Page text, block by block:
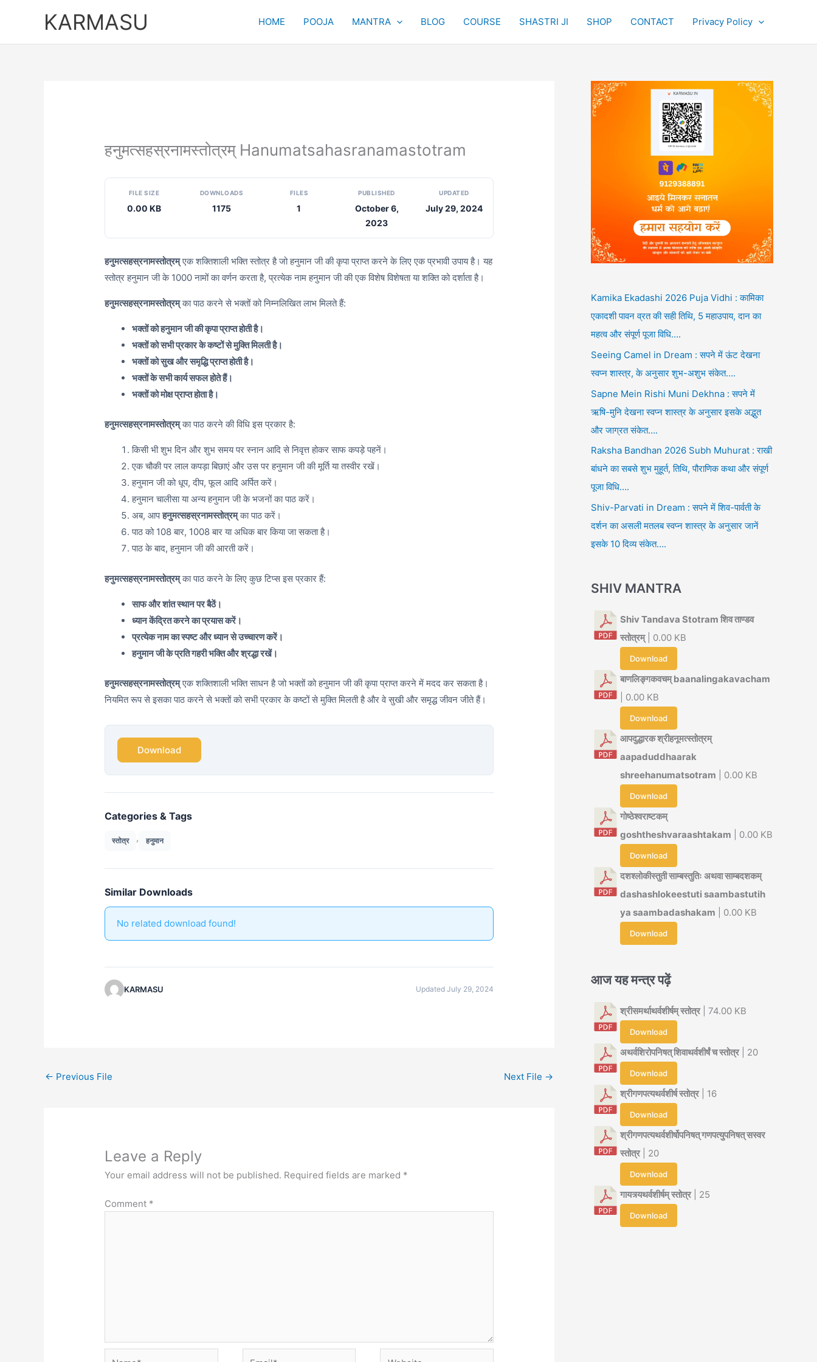
KARMASU HOME POOJA MANTRA BLOG COURSE SHASTRI JI SHOP CONTACT Privacy Policy
हनुमत्सहस्रनामस्तोत्रम् Hanumatsahasranamastotram
FILE SIZE
0.00 KB
DOWNLOADS
1175
FILES
1
PUBLISHED
October 6,
2023
UPDATED
July 29, 2024
हनुमत्सहस्रनामस्तोत्रम्एक शक्तिशाली भक्ति स्तोत्र है जो हनुमान जी की कृपा प्राप्त करने के लिए एक प्रभावी उपाय है। यह
स्तोत्र हनुमान जी के 1000 नामों का वर्णन करता है, प्रत्येक नाम हनुमान जी की एक विशेष विशेषता या शक्ति को दर्शाता है।
हनुमत्सहस्रनामस्तोत्रम्का पाठ करने से भक्तों को निम्नलिखित लाभ मिलते हैं:
भक्तों को हनुमान जी की कृपा प्राप्त होती है।
भक्तों को सभी प्रकार के कष्टों से मुक्ति मिलती है।
भक्तों को सुख और समृद्धि प्राप्त होती है।
भक्तों के सभी कार्य सफल होते हैं।
भक्तों को मोक्ष प्राप्त होता है।
हनुमत्सहस्रनामस्तोत्रम्का पाठ करने की विधि इस प्रकार है:
किसी भी शुभ दिन और शुभ समय पर स्नान आदि से निवृत्त होकर साफ कपड़े पहनें।
एक चौकी पर लाल कपड़ा बिछाएं और उस पर हनुमान जी की मूर्ति या तस्वीर रखें।
हनुमान जी को धूप, दीप, फूल आदि अर्पित करें।
हनुमान चालीसा या अन्य हनुमान जी के भजनों का पाठ करें।
अब, आपहनुमत्सहस्रनामस्तोत्रम्का पाठ करें।
पाठ को 108 बार, 1008 बार या अधिक बार किया जा सकता है।
पाठ के बाद, हनुमान जी की आरती करें।
हनुमत्सहस्रनामस्तोत्रम्का पाठ करने के लिए कुछ टिप्स इस प्रकार हैं:
साफ और शांत स्थान पर बैठें।
ध्यान केंद्रित करने का प्रयास करें।
प्रत्येक नाम का स्पष्ट और ध्यान से उच्चारण करें।
हनुमान जी के प्रति गहरी भक्ति और श्रद्धा रखें।
हनुमत्सहस्रनामस्तोत्रम्एक शक्तिशाली भक्ति साधन है जो भक्तों को हनुमान जी की कृपा प्राप्त करने में मदद कर सकता है।
नियमित रूप से इसका पाठ करने से भक्तों को सभी प्रकार के कष्टों से मुक्ति मिलती है और वे सुखी और समृद्ध जीवन जीते हैं।
Download
Categories & Tags
स्तोत्र , हनुमान
Similar Downloads
No related download found!
KARMASU Updated July 29, 2024
← Previous File Next File →
Leave a Reply
Your email address will not be published. Required fields are marked *
Comment *
Kamika Ekadashi 2026 Puja Vidhi : कामिका
एकादशी पावन व्रत की सही तिथि, 5 महाउपाय, दान का
महत्व और संपूर्ण पूजा विधि….
Seeing Camel in Dream : सपने में ऊंट देखना
स्वप्न शास्त्र, के अनुसार शुभ-अशुभ संकेत….
Sapne Mein Rishi Muni Dekhna : सपने में
ऋषि-मुनि देखना स्वप्न शास्त्र के अनुसार इसके अद्भुत
और जाग्रत संकेत….
Raksha Bandhan 2026 Subh Muhurat : राखी
बांधने का सबसे शुभ मुहूर्त, तिथि, पौराणिक कथा और संपूर्ण
पूजा विधि….
Shiv-Parvati in Dream : सपने में शिव-पार्वती के
दर्शन का असली मतलब स्वप्न शास्त्र के अनुसार जानें
इसके 10 दिव्य संकेत….
SHIV MANTRA
Shiv Tandava Stotram शिव ताण्डव
स्तोत्रम्| 0.00 KB
Download
बाणलिङ्गकवचम् baanalingakavacham
| 0.00 KB
Download
आपदुद्धारक श्रीहनूमत्स्तोत्रम्
aapaduddhaarak
shreehanumatsotram | 0.00 KB
Download
गोष्ठेश्वराष्टकम्
goshtheshvaraashtakam | 0.00 KB
Download
दशश्लोकीस्तुती साम्बस्तुतिः अथवा साम्बदशकम्
dashashlokeestuti saambastutih
ya saambadashakam | 0.00 KB
Download
आज यह मन्त्र पढ़ें
श्रीसमर्थाथर्वशीर्षम् स्तोत्र| 74.00 KB
Download
अथर्वशिरोपनिषत् शिवाथर्वशीर्षं च स्तोत्र| 20
Download
श्रीगणपत्यथर्वशीर्ष स्तोत्र| 16
Download
श्रीगणपत्यथर्वशीर्षोपनिषत् गणपत्युपनिषत् सस्वर
स्तोत्र| 20
Download
गायत्र्यथर्वशीर्षम् स्तोत्र| 25
Download